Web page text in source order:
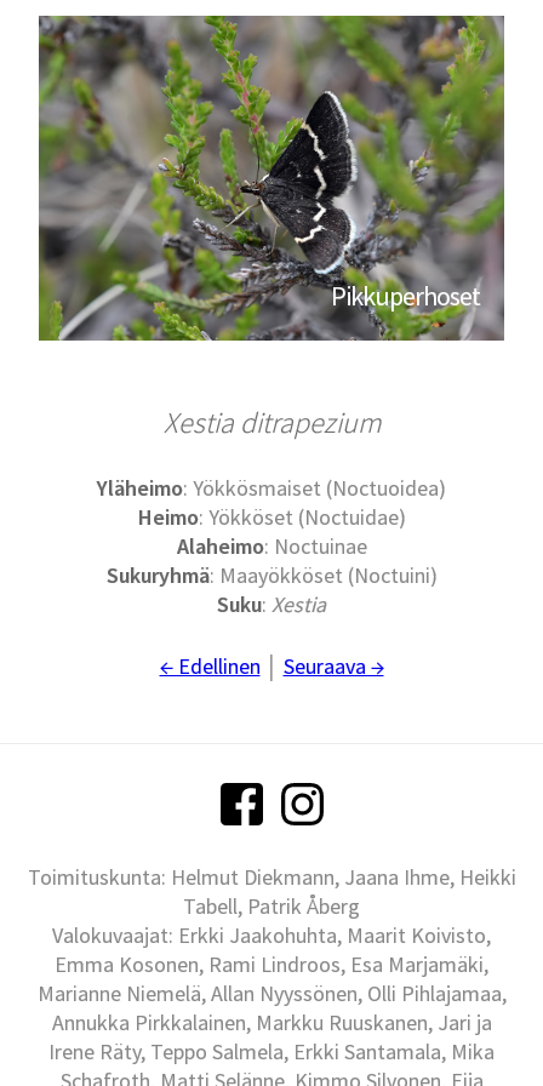
Pikkuperhoset
Xestia ditrapezium
Yläheimo: Yökkösmaiset (Noctuoidea)
Heimo: Yökköset (Noctuidae)
Alaheimo: Noctuinae
Sukuryhmä: Maayökköset (Noctuini)
Suku: Xestia
← Edellinen Seuraava →
Toimituskunta: Helmut Diekmann, Jaana Ihme, Heikki
Tabell, Patrik Åberg
Valokuvaajat: Erkki Jaakohuhta, Maarit Koivisto,
Emma Kosonen, Rami Lindroos, Esa Marjamäki,
Marianne Niemelä, Allan Nyyssönen, Olli Pihlajamaa,
Annukka Pirkkalainen, Markku Ruuskanen, Jari ja
Irene Räty, Teppo Salmela, Erkki Santamala, Mika